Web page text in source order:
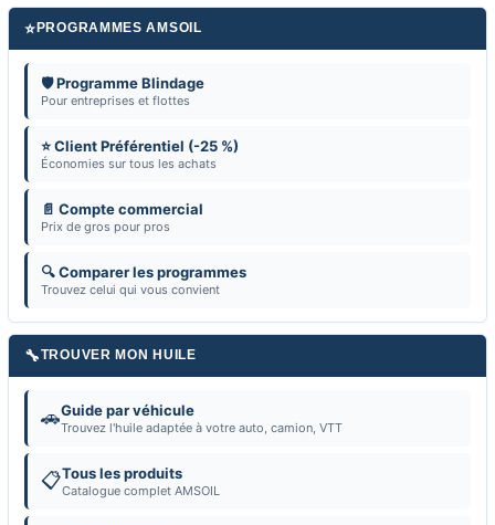
⭐ PROGRAMMES AMSOIL
🛡️ Programme Blindage
Pour entreprises et flottes
⭐ Client Préférentiel (-25 %)
Économies sur tous les achats
📄 Compte commercial
Prix de gros pour pros
🔍 Comparer les programmes
Trouvez celui qui vous convient
🔧TROUVER MON HUILE
🚗Guide par véhicule
Trouvez l'huile adaptée à votre auto, camion, VTT
📋Tous les produits
Catalogue complet AMSOIL